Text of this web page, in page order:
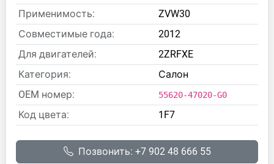
Применимость:
ZVW30
Совместимые года:
2012
Для двигателей:
2ZRFXE
Категория:
Салон
OEM номер:
55620-47020-G0
Код цвета: 1F7
Позвонить: +7 902 48 666 55